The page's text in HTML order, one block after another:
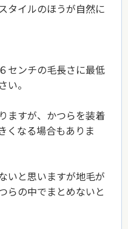
タイルのほうが自然に
センチの毛長さに最低
。
ますが、かつらを装着
くなる場合もありま
いと思いますが地毛が
らの中でまとめないと